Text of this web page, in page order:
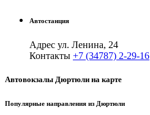
Автостанция
Адрес ул. Ленина, 24
Контакты +7 (34787) 2-29-16
Автовокзалы Дюртюли на карте
Популярные направления из Дюртюли